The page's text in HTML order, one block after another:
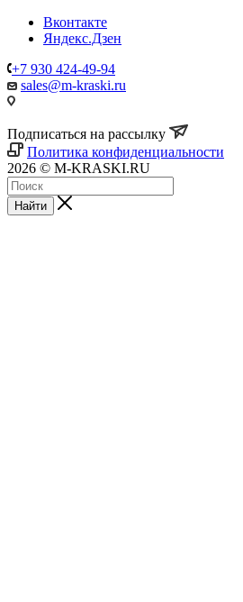
Вконтакте
Яндекс.Дзен
+7 930 424-49-94
sales@m-kraski.ru
Подписаться на рассылку
Политика конфиденциальности
2026 © M-KRASKI.RU
Найти